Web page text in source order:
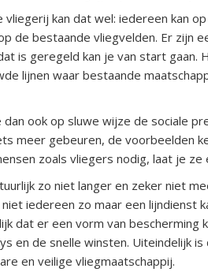
vliegerij kan dat wel: iedereen kan
de bestaande vliegvelden. Er zijn
is geregeld kan je van start gaan.
lijnen waar bestaande
dan ook op sluwe wijze de sociale
meer gebeuren, de voorbeelden
zoals vliegers nodig, laat je
zo niet langer en zeker niet
iedereen zo maar een lijndienst
dat er een vorm van
en de snelle winsten. Uiteindelijk
en veilige vliegmaatschappij.